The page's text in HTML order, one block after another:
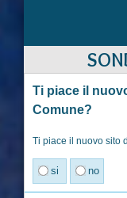
Ti piace il
Comune?
Ti piace il nuovo sito
si no